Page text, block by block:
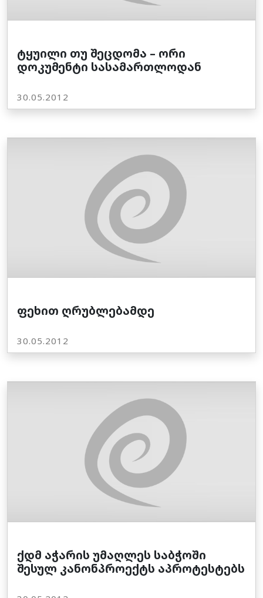
ტყუილი თუ შეცდომა – ორი
დოკუმენტი სასამართლოდან
30.05.2012
ფეხით ღრუბლებამდე
30.05.2012
ქდმ აჭარის უმაღლეს საბჭოში
შესულ კანონპროექტს აპროტესტებს